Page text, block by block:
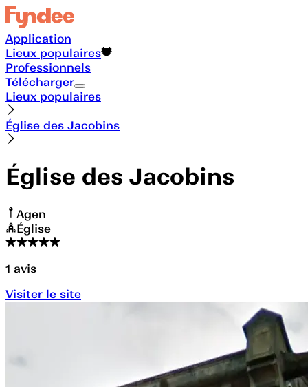
Application
Lieux populaires
Professionnels
Télécharger
Lieux populaires
Église des Jacobins
Église des Jacobins
Agen
Église
1 avis
Visiter le site